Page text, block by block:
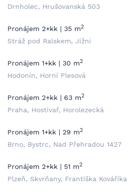
Drnholec, Hrušovanská 503
Pronájem 2+kk | 35 m2
Stráž pod Ralskem, Jižní
Pronájem 1+kk | 30 m2
Hodonín, Horní Plesová
Pronájem 2+kk | 63 m2
Praha, Hostivař, Horolezecká
Pronájem 1+kk | 29 m2
Brno, Bystrc, Nad Přehradou 1427
Pronájem 2+kk | 51 m2
Plzeň, Skvrňany, Františka Kováříka